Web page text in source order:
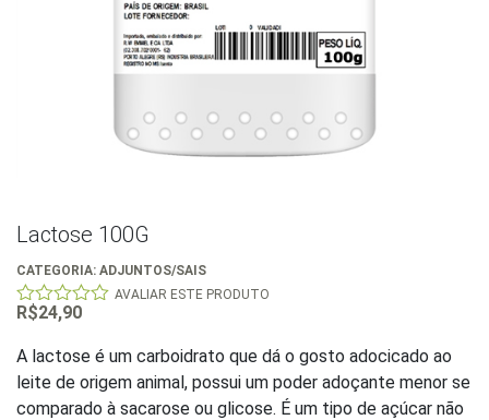
Lactose 100G
CATEGORIA: ADJUNTOS/SAIS
0
of
5
AVALIAR ESTE PRODUTO
R$24,90
A lactose é um carboidrato que dá o gosto adocicado ao
leite de origem animal, possui um poder adoçante menor se
comparado à sacarose ou glicose. É um tipo de açúcar não